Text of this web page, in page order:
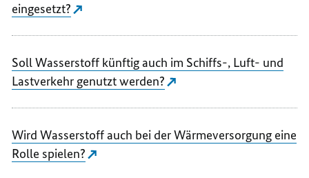
eingesetzt?
Soll Wasserstoff künftig auch im Schiffs-, Luft- und
Lastverkehr genutzt werden?
Wird Wasserstoff auch bei der Wärmeversorgung eine
Rolle spielen?